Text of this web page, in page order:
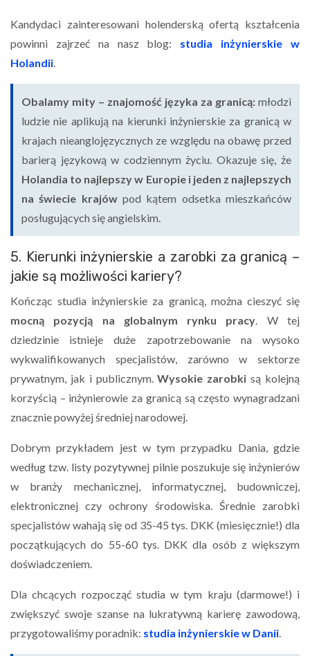
Kandydaci zainteresowani holenderską ofertą kształcenia
powinni zajrzeć na nasz blog: studia inżynierskie w
Holandii
Obalamy mity – znajomość języka za granicą: młodzi
ludzie nie aplikują na kierunki inżynierskie za granicą w
krajach nieanglojęzycznych ze względu na obawę przed
barierą językową w codziennym życiu. Okazuje się, że
Holandia to najlepszy w Europie i jeden z najlepszych
na świecie krajówpod kątem odsetka mieszkańców
posługujących się angielskim.
5. Kierunki inżynierskie a zarobki za granicą –
jakie są możliwości kariery?
Kończąc studia inżynierskie za granicą, można cieszyć się
mocną pozycją na globalnym rynku pracy . W tej
dziedzinie istnieje duże zapotrzebowanie na wysoko
wykwalifikowanych specjalistów, zarówno w sektorze
prywatnym, jak i publicznym.Wysokie zarobki są kolejną
korzyścią – inżynierowie za granicą są często wynagradzani
znacznie powyżej średniej narodowej.
Dobrym przykładem jest w tym przypadku Dania, gdzie
według tzw. listy pozytywnej pilnie poszukuje się inżynierów
w branży mechanicznej, informatycznej, budowniczej,
elektronicznej czy ochrony środowiska. Średnie zarobki
specjalistów wahają się od 35-45 tys. DKK (miesięcznie!) dla
początkujących do 55-60 tys. DKK dla osób z większym
doświadczeniem.
Dla chcących rozpocząć studia w tym kraju (darmowe!) i
zwiększyć swoje szanse na lukratywną karierę zawodową,
przygotowaliśmy poradnik: studia inżynierskie w Danii